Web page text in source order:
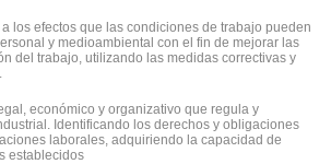
los efectos que las condiciones de trabajo pueden
y medioambiental con el fin de mejorar las
del trabajo, utilizando las medidas correctivas y
económico y organizativo que regula y
Identificando los derechos y obligaciones
laborales, adquiriendo la capacidad de
establecidos